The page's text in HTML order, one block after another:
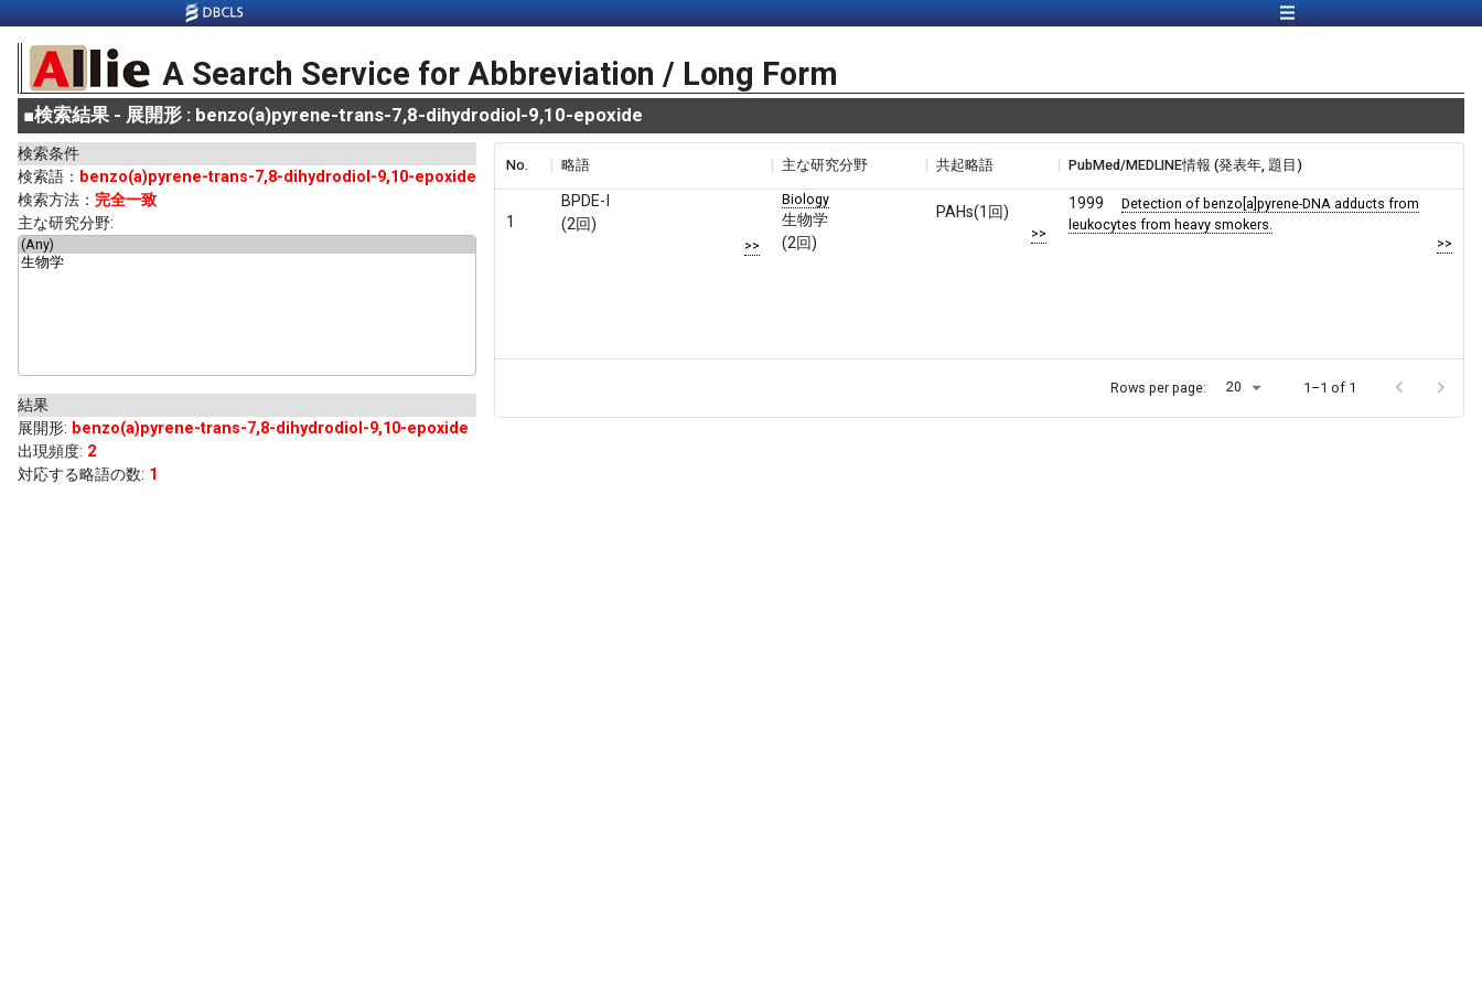
A Search Service for Abbreviation / Long Form
■検索結果 - 展開形 : benzo(a)pyrene-trans-7,8-dihydrodiol-9,10-epoxide
検索条件
検索語： benzo(a)pyrene-trans-7,8-dihydrodiol-9,10-epoxide
検索方法： 完全一致
主な研究分野:
結果
展開形: benzo(a)pyrene-trans-7,8-dihydrodiol-9,10-epoxide
出現頻度: 2
対応する略語の数: 1
No. 略語 主な研究分野 共起略語 PubMed/MEDLINE情報 (発表年, 題目)
1
BPDE-I
(2回)
>>
Biology
生物学
(2回)
PAHs(1回)
>>
1999
Detection of benzo[a]pyrene-DNA adducts from
leukocytes from heavy smokers.
>>
Rows per page: 20 1–1 of 1